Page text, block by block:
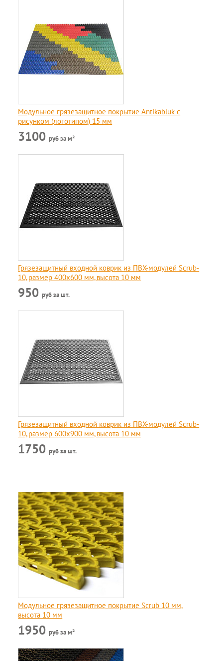
Модульное грязезащитное покрытие Antikabluk c
рисунком (логотипом) 15 мм
3100руб за м²
Грязезащитный входной коврик из ПВХ-модулей Scrub-
10, размер 400х600 мм, высота 10 мм
950руб за шт.
Грязезащитный входной коврик из ПВХ-модулей Scrub-
10, размер 600х900 мм, высота 10 мм
1750руб за шт.
Модульное грязезащитное покрытие Scrub 10 мм,
высота 10 мм
1950руб за м²